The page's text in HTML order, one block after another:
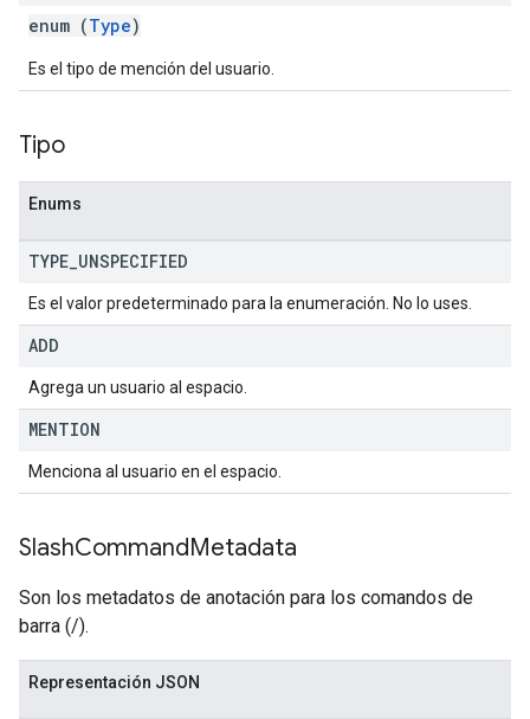
enum (Type)
Es el tipo de mención del usuario.
Tipo
Enums
TYPE UNSPECIFIED
Es el valor predeterminado para la enumeración. No lo uses.
ADD
Agrega un usuario al espacio.
MENTION
Menciona al usuario en el espacio.
SlashCommandMetadata
Son los metadatos de anotación para los comandos de
barra (/).
Representación JSON